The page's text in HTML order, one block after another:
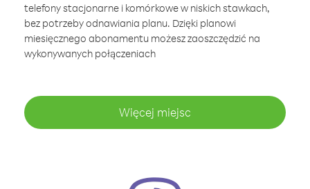
telefony stacjonarne i komórkowe w niskich stawkach,
bez potrzeby odnawiania planu. Dzięki planowi
miesięcznego abonamentu możesz zaoszczędzić na
wykonywanych połączeniach
Więcej miejsc